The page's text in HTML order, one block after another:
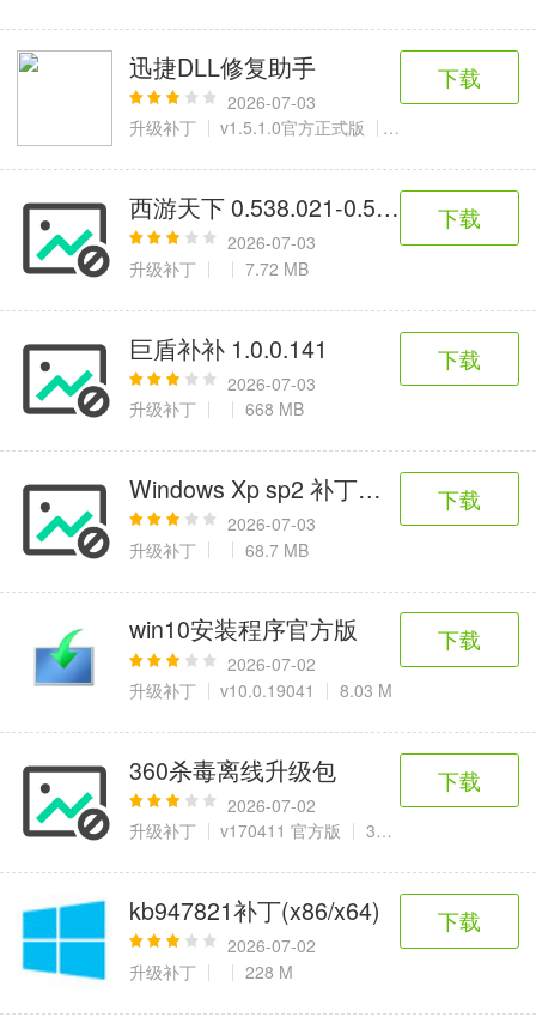
迅捷DLL修复助手
2026-07-03
升级补丁
v1.5.1.0官方正式版 2.21 MB
下载
西游天下 0.538.021-0.538.027 补丁
2026-07-03
升级补丁
7.72 MB
下载
巨盾补补 1.0.0.141
2026-07-03
升级补丁
668 MB
下载
Windows Xp sp2 补丁集 2008.3
2026-07-03
升级补丁
68.7 MB
下载
win10安装程序官方版
2026-07-02
升级补丁
v10.0.19041 8.03 M
下载
360杀毒离线升级包
2026-07-02
升级补丁
v170411 官方版 36.24MB
下载
kb947821补丁(x86/x64)
2026-07-02
升级补丁
228 M
下载